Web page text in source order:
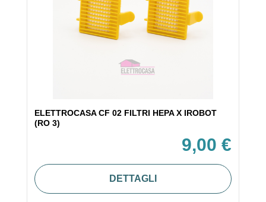
ELETTROCASA CF 02 FILTRI HEPA X IROBOT
(RO 3)
9,00 €
DETTAGLI